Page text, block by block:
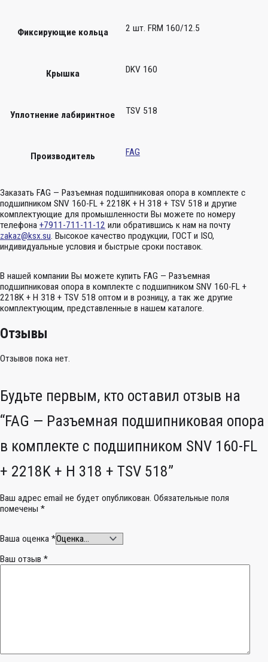
Фиксирующие кольца 2 шт. FRM 160/12.5
Крышка DKV 160
Уплотнение лабиринтное TSV 518
Производитель FAG
Заказать FAG — Разъемная подшипниковая опора в комплекте с
подшипником SNV 160-FL + 2218K + H 318 + TSV 518 и другие
комплектующие для промышленности Вы можете по номеру
телефона +7911-711-11-12 или обратившись к нам на почту
zakaz@ksx.su. Высокое качество продукции, ГОСТ и ISO,
индивидуальные условия и быстрые сроки поставок.
В нашей компании Вы можете купить FAG — Разъемная
подшипниковая опора в комплекте с подшипником SNV 160-FL +
2218K + H 318 + TSV 518 оптом и в розницу, а так же другие
комплектующим, представленные в нашем каталоге.
Отзывы
Отзывов пока нет.
Будьте первым, кто оставил отзыв на
“FAG — Разъемная подшипниковая опора
в комплекте с подшипником SNV 160-FL
+ 2218K + H 318 + TSV 518”
Ваш адрес email не будет опубликован. Обязательные поля
помечены *
Ваша оценка *
Ваш отзыв *